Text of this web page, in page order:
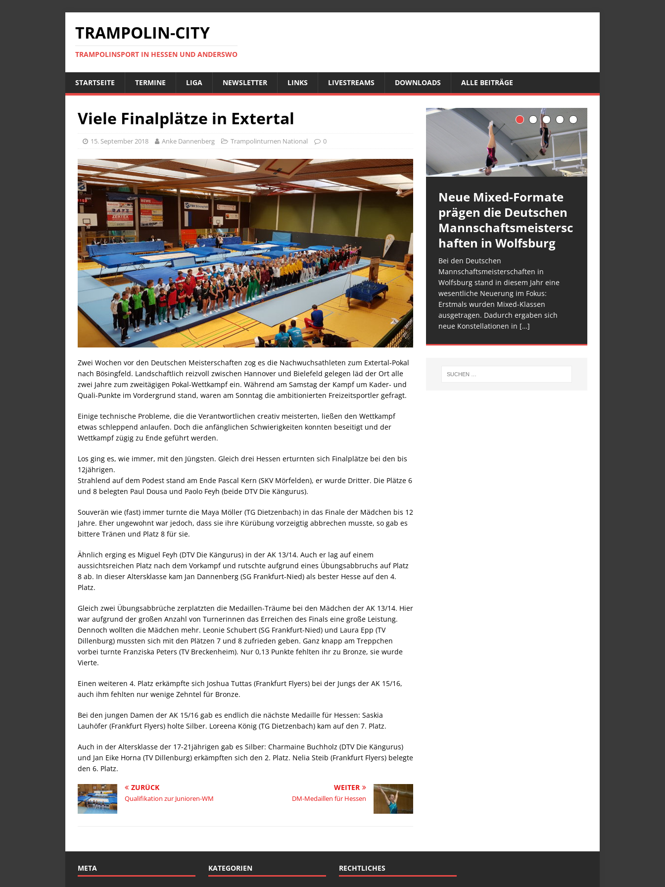
TRAMPOLIN-CITY
TRAMPOLINSPORT IN HESSEN UND ANDERSWO
STARTSEITE TERMINE LIGA NEWSLETTER LINKS LIVESTREAMS DOWNLOADS ALLE BEITRÄGE
Viele Finalplätze in Extertal
15. September 2018 Anke Dannenberg Trampolinturnen National 0
Zwei Wochen vor den Deutschen Meisterschaften zog es die Nachwuchsathleten zum Extertal-Pokal
nach Bösingfeld. Landschaftlich reizvoll zwischen Hannover und Bielefeld gelegen läd der Ort alle
zwei Jahre zum zweitägigen Pokal-Wettkampf ein. Während am Samstag der Kampf um Kader- und
Quali-Punkte im Vordergrund stand, waren am Sonntag die ambitionierten Freizeitsportler gefragt.
Einige technische Probleme, die die Verantwortlichen creativ meisterten, ließen den Wettkampf
etwas schleppend anlaufen. Doch die anfänglichen Schwierigkeiten konnten beseitigt und der
Wettkampf zügig zu Ende geführt werden.
Los ging es, wie immer, mit den Jüngsten. Gleich drei Hessen erturnten sich Finalplätze bei den bis
12jährigen.
Strahlend auf dem Podest stand am Ende Pascal Kern (SKV Mörfelden), er wurde Dritter. Die Plätze 6
und 8 belegten Paul Dousa und Paolo Feyh (beide DTV Die Kängurus).
Souverän wie (fast) immer turnte die Maya Möller (TG Dietzenbach) in das Finale der Mädchen bis 12
Jahre. Eher ungewohnt war jedoch, dass sie ihre Kürübung vorzeigtig abbrechen musste, so gab es
bittere Tränen und Platz 8 für sie.
Ähnlich erging es Miguel Feyh (DTV Die Kängurus) in der AK 13/14. Auch er lag auf einem
aussichtsreichen Platz nach dem Vorkampf und rutschte aufgrund eines Übungsabbruchs auf Platz
8 ab. In dieser Altersklasse kam Jan Dannenberg (SG Frankfurt-Nied) als bester Hesse auf den 4.
Platz.
Gleich zwei Übungsabbrüche zerplatzten die Medaillen-Träume bei den Mädchen der AK 13/14. Hier
war aufgrund der großen Anzahl von Turnerinnen das Erreichen des Finals eine große Leistung.
Dennoch wollten die Mädchen mehr. Leonie Schubert (SG Frankfurt-Nied) und Laura Epp (TV
Dillenburg) mussten sich mit den Plätzen 7 und 8 zufrieden geben. Ganz knapp am Treppchen
vorbei turnte Franziska Peters (TV Breckenheim). Nur 0,13 Punkte fehlten ihr zu Bronze, sie wurde
Vierte.
Einen weiteren 4. Platz erkämpfte sich Joshua Tuttas (Frankfurt Flyers) bei der Jungs der AK 15/16,
auch ihm fehlten nur wenige Zehntel für Bronze.
Bei den jungen Damen der AK 15/16 gab es endlich die nächste Medaille für Hessen: Saskia
Lauhöfer (Frankfurt Flyers) holte Silber. Loreena König (TG Dietzenbach) kam auf den 7. Platz.
Auch in der Altersklasse der 17-21jährigen gab es Silber: Charmaine Buchholz (DTV Die Kängurus)
und Jan Eike Horna (TV Dillenburg) erkämpften sich den 2. Platz. Nelia Steib (Frankfurt Flyers) belegte
den 6. Platz.
ZURÜCK
Qualifikation zur Junioren-WM
WEITER
DM-Medaillen für Hessen
Neue Mixed-Formate
prägen die Deutschen
Mannschaftsmeistersc
haften in Wolfsburg
Bei den Deutschen
Mannschaftsmeisterschaften in
Wolfsburg stand in diesem Jahr eine
wesentliche Neuerung im Fokus:
Erstmals wurden Mixed-Klassen
ausgetragen. Dadurch ergaben sich
neue Konstellationen in […]
META KATEGORIEN RECHTLICHES